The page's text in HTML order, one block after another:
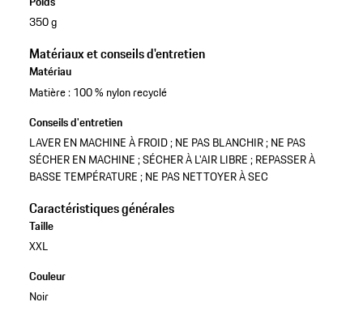
350 g
Matériaux et conseils d'entretien
Matériau
Matière : 100 % nylon recyclé
Conseils d'entretien
LAVER EN MACHINE À FROID ; NE PAS BLANCHIR ; NE PAS
SÉCHER EN MACHINE ; SÉCHER À L'AIR LIBRE ; REPASSER À
BASSE TEMPÉRATURE ; NE PAS NETTOYER À SEC
Caractéristiques générales
Taille
XXL
Couleur
Noir